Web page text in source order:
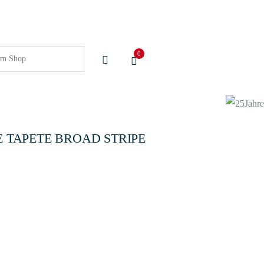
0
BROAD STRIPE